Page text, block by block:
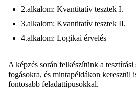
2.alkalom: Kvantitatív tesztek I.
3.alkalom: Kvantitatív tesztek II.
4.alkalom: Logikai érvelés
A képzés során felkészítünk a
fogásokra, és mintapéldákon keresztül
fontosabb feladattípusokkal.